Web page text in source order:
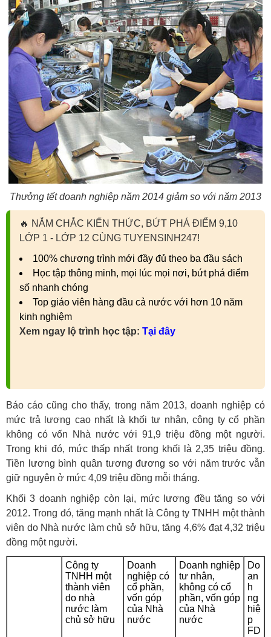
Thưởng tết doanh nghiệp năm 2014 giảm so với năm 2013
🔥 NẮM CHẮC KIẾN THỨC, BỨT PHÁ ĐIỂM 9,10
LỚP 1 - LỚP 12 CÙNG TUYENSINH247!
100% chương trình mới đầy đủ theo ba đầu sách
Học tập thông minh, mọi lúc mọi nơi, bứt phá điểm
số nhanh chóng
Top giáo viên hàng đầu cả nước với hơn 10 năm
kinh nghiệm
Xem ngay lộ trình học tập: Tại đây
Báo cáo cũng cho thấy, trong năm 2013, doanh nghiệp có
mức trả lương cao nhất là khối tư nhân, công ty cổ phần
không có vốn Nhà nước với 91,9 triệu đồng một người.
Trong khi đó, mức thấp nhất trong khối là 2,35 triệu đồng.
Tiền lương bình quân tương đương so với năm trước vẫn
giữ nguyên ở mức 4,09 triệu đồng mỗi tháng.
Khối 3 doanh nghiệp còn lại, mức lương đều tăng so với
2012. Trong đó, tăng mạnh nhất là Công ty TNHH một thành
viên do Nhà nước làm chủ sở hữu, tăng 4,6% đạt 4,32 triệu
đồng một người.
Công ty
TNHH một
thành viên
do nhà
nước làm
chủ sở hữu
Doanh
nghiệp có
cổ phần,
vốn góp
của Nhà
nước
Doanh nghiệp
tư nhân,
không có cổ
phần, vốn góp
của Nhà
nước
Do
an
h
ng
hiệ
p
FD